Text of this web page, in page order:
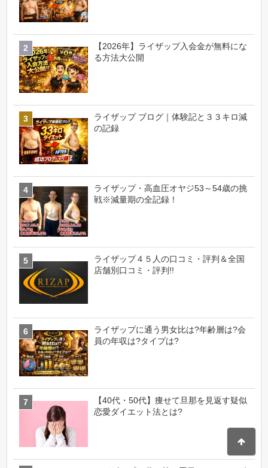
【2026年】ライザップ入会金が無料にな
る方法大公開
ライザップ ブログ｜体験記と３３キロ減
の記録
ライザップ・高血圧オヤジ53～54歳の挑
戦※減量期の全記録！
ライザップ４５人の口コミ・評判＆全国
店舗別口コミ・評判!!
ライザップに通う男女比は?年齢層は?会
員の年収は?タイプは?
【40代・50代】痩せて旦那を見返す疑似
恋愛ダイエット法とは?